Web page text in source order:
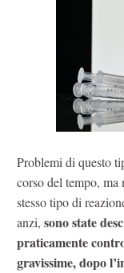
Problemi di questo
corso del tempo, ma
stesso tipo di
anzi, sono state
praticamente
gravissime, dopo